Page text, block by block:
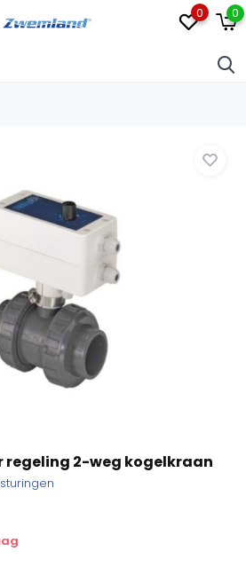
0 0
regeling 2-weg kogelkraan